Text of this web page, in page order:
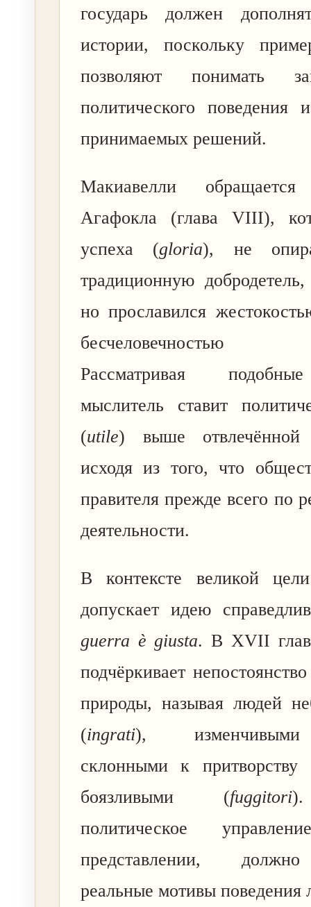
государь должен
истории, поскольку
позволяют понимать
политического поведения
принимаемых решений.
Макиавелли
Агафокла (глава VIII),
успеха (gloria), не
традиционную
но прославился
Рассматривая
мыслитель ставит
(utile) выше отвлечённой
исходя из того, что
правителя прежде всего по
деятельности.
В контексте великой
допускает идею
guerra è giusta. В XVII
подчёркивает
природы, называя людей
(ingrati),
склонными к притворству
боязливыми (fuggitori
политическое
представлении,
реальные мотивы поведения